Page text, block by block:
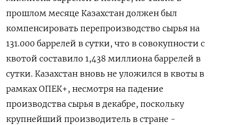
‍прошлом месяце Казахстан должен был
компенсировать перепроизводство сырья ‌на
131.000 баррелей в сутки, что в совокупности ​с
квотой составило 1,438 миллиона баррелей в
сутки. Казахстан вновь не уложился в ⁠квоты в
рамках ОПЕК+, несмотря ‍на падение
производства сырья в декабре, поскольку
крупнейший ‌производитель в стране -